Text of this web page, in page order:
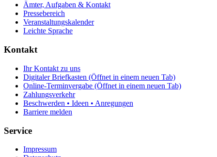
Ämter, Aufgaben & Kontakt
Pressebereich
Veranstaltungskalender
Leichte Sprache
Kontakt
Ihr Kontakt zu uns
Digitaler Briefkasten (Öffnet in einem neuen Tab)
Online-Terminvergabe (Öffnet in einem neuen Tab)
Zahlungsverkehr
Beschwerden • Ideen • Anregungen
Barriere melden
Service
Impressum